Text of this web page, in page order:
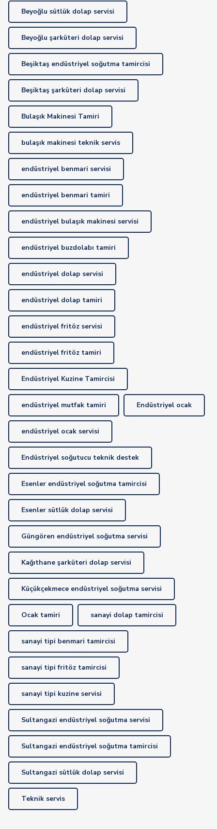
Beyoğlu sütlük dolap servisi
Beyoğlu şarküteri dolap servisi
Beşiktaş endüstriyel soğutma tamircisi
Beşiktaş şarküteri dolap servisi
Bulaşık Makinesi Tamiri
bulaşık makinesi teknik servis
endüstriyel benmari servisi
endüstriyel benmari tamiri
endüstriyel bulaşık makinesi servisi
endüstriyel buzdolabı tamiri
endüstriyel dolap servisi
endüstriyel dolap tamiri
endüstriyel fritöz servisi
endüstriyel fritöz tamiri
Endüstriyel Kuzine Tamircisi
endüstriyel mutfak tamiri Endüstriyel ocak
endüstriyel ocak servisi
Endüstriyel soğutucu teknik destek
Esenler endüstriyel soğutma tamircisi
Esenler sütlük dolap servisi
Güngören endüstriyel soğutma servisi
Kağıthane şarküteri dolap servisi
Küçükçekmece endüstriyel soğutma servisi
Ocak tamiri sanayi dolap tamircisi
sanayi tipi benmari tamircisi
sanayi tipi fritöz tamircisi
sanayi tipi kuzine servisi
Sultangazi endüstriyel soğutma servisi
Sultangazi endüstriyel soğutma tamircisi
Sultangazi sütlük dolap servisi
Teknik servis